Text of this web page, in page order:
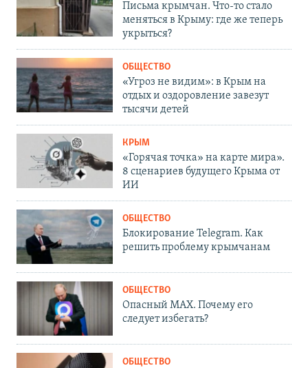
Письма крымчан. Что-то стало
меняться в Крыму: где же теперь
укрыться?
ОБЩЕСТВО
«Угроз не видим»: в Крым на
отдых и оздоровление завезут
тысячи детей
КРЫМ
«Горячая точка» на карте мира».
8 сценариев будущего Крыма от
ИИ
ОБЩЕСТВО
Блокирование Telegram. Как
решить проблему крымчанам
ОБЩЕСТВО
Опасный MAX. Почему его
следует избегать?
ОБЩЕСТВО